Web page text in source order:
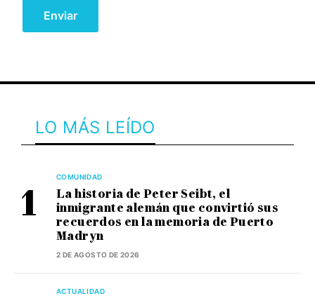
LO MÁS LEÍDO
COMUNIDAD
La historia de Peter Seibt, el
inmigrante alemán que convirtió sus
recuerdos en la memoria de Puerto
Madryn
2 DE AGOSTO DE 2026
ACTUALIDAD